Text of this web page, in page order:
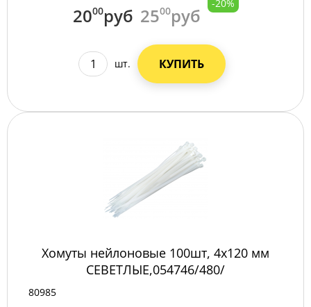
2000руб 2500руб
-20%
шт. КУПИТЬ
Хомуты нейлоновые 100шт, 4х120 мм
СЕВЕТЛЫЕ,054746/480/
80985